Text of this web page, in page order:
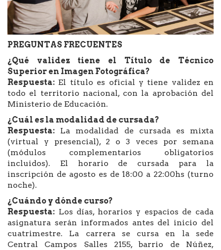
PREGUNTAS FRECUENTES
¿Qué validez tiene el Título de Técnico
Superior en Imagen Fotográfica?
Respuesta: El título es oficial y tiene validez en
todo el territorio nacional, con la aprobación del
Ministerio de Educación.
¿Cuál es la modalidad de cursada?
Respuesta: La modalidad de cursada es mixta
(virtual y presencial), 2 o 3 veces por semana
(módulos complementarios obligatorios
incluidos). El horario de cursada para la
inscripción de agosto es de 18:00 a 22:00hs (turno
noche).
¿Cuándo y dónde curso?
Respuesta: Los días, horarios y espacios de cada
asignatura serán informados antes del inicio del
cuatrimestre. La carrera se cursa en la sede
Central Campos Salles 2155, barrio de Núñez,